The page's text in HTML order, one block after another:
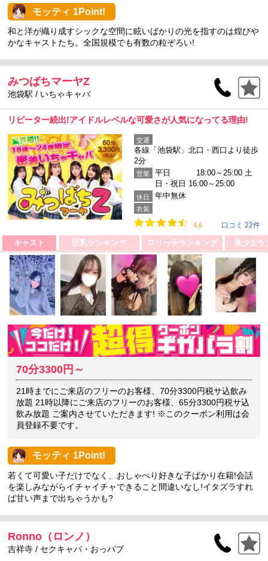
モッティ 1Point!
和と洋が織り成すシックな空間に眩いばかりの光を指すのは煌びや
かなキャストたち。全国規模でも有数の粒ぞろい!
みつばちマーヤZ
池袋駅 / いちゃキャバ
リピーター続出!アイドルレベルな可愛さが人気になってる理由!
交通
各線「池袋駅」北口・西口より徒歩
2分
営業
平日 18:00～25:00 土
日・祝日 16:00～25:00
休日 年中無休
衣装
4.6 口コミ 22件
キャスト 巨乳ランキング ロリっ子ランキング 美少女ラ
70分3300円～
21時までにご来店のフリーのお客様、70分3300円税サ込飲み
放題 21時以降にご来店のフリーのお客様、65分3300円税サ込
飲み放題 ご案内させていただきます! ※このクーポン利用は会
員登録不要です。
モッティ 1Point!
若くて可愛い子だけでなく、おしゃべり好きな子ばかり在籍!会話
を楽しみながらイチャイチャできること間違いなし!イタズラすれ
ば甘い声まで出ちゃうかも?
Ronno（ロンノ）
吉祥寺 / セクキャバ・おっパブ